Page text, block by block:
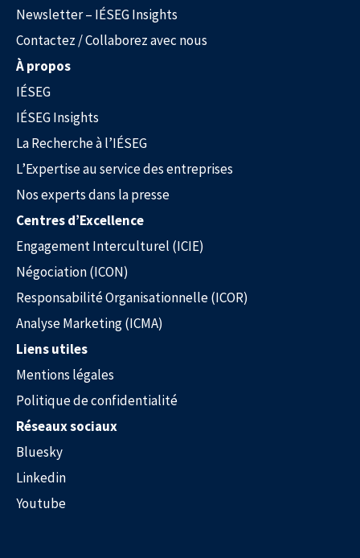
Nos experts dans la presse
Newsletter – IÉSEG Insights
Contactez / Collaborez avec nous
À propos
IÉSEG
IÉSEG Insights
La Recherche à l’IÉSEG
L’Expertise au service des entreprises
Nos experts dans la presse
Centres d’Excellence
Engagement Interculturel (ICIE)
Négociation (ICON)
Responsabilité Organisationnelle (ICOR)
Analyse Marketing (ICMA)
Liens utiles
Mentions légales
Politique de confidentialité
Réseaux sociaux
Bluesky
Linkedin
Youtube